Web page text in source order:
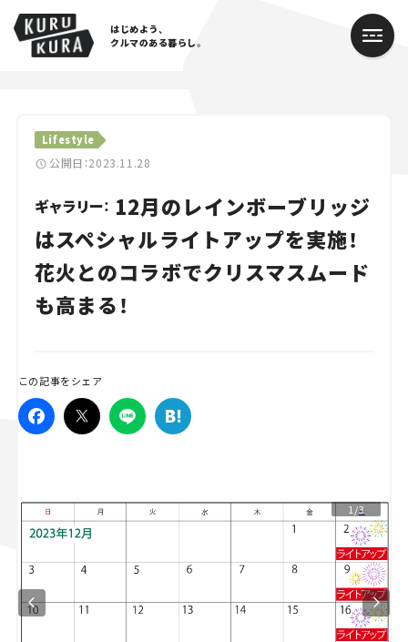
はじめよう、
クルマのある暮らし。
Lifestyle
公開日：2023.11.28
ギャラリー： 12月のレインボーブリッジ
はスペシャルライトアップを実施！
花火とのコラボでクリスマスムード
も高まる！
この記事をシェア
1/3
Cars
Lifestyle
Traffic
Special
Campaign
人気のハッシュタグ
スズキ ジムニー｜Suzuki Jimny